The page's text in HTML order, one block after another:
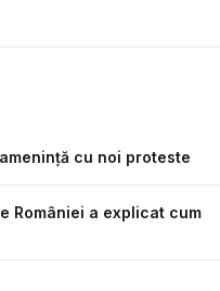
cu noi proteste
României a explicat cum